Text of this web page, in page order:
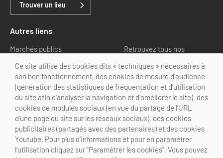
Trouver un lieu
Autres liens
Marchés publics
Retrouvez tous nos
Nous suivre
@Choose Paris Region
Ce site utilise des cookies dits « techniques » nécessaires à
son bon fonctionnement, des cookies de mesure d’audience
(génération des statistiques de fréquentation et d’utilisation
du site afin d’analyser la navigation et d’améliorer le site), des
cookies de modules sociaux (en vue du partage de l’URL
d’une page du site sur les réseaux sociaux), des cookies
publicitaires (partagés avec des partenaires) et des cookies
Youtube. Pour plus d’informations et pour en paramétrer
l’utilisation cliquez sur "Paramétrer les cookies". Vous pouvez